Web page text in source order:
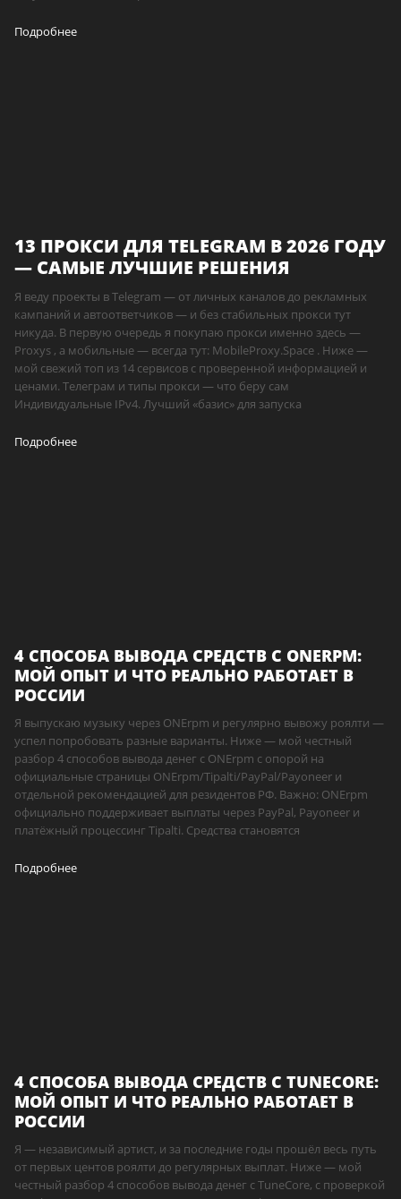
Подробнее
13 ПРОКСИ ДЛЯ TELEGRAM В 2026 ГОДУ
— САМЫЕ ЛУЧШИЕ РЕШЕНИЯ
Я веду проекты в Telegram — от личных каналов до рекламных
кампаний и автоответчиков — и без стабильных прокси тут
никуда. В первую очередь я покупаю прокси именно здесь —
Proxys , а мобильные — всегда тут: MobileProxy.Space . Ниже —
мой свежий топ из 14 сервисов с проверенной информацией и
ценами. Телеграм и типы прокси — что беру сам
Индивидуальные IPv4. Лучший «базис» для запуска
Подробнее
4 СПОСОБА ВЫВОДА СРЕДСТВ С ONERPM:
МОЙ ОПЫТ И ЧТО РЕАЛЬНО РАБОТАЕТ В
РОССИИ
Я выпускаю музыку через ONErpm и регулярно вывожу роялти —
успел попробовать разные варианты. Ниже — мой честный
разбор 4 способов вывода денег с ONErpm с опорой на
официальные страницы ONErpm/Tipalti/PayPal/Payoneer и
отдельной рекомендацией для резидентов РФ. Важно: ONErpm
официально поддерживает выплаты через PayPal, Payoneer и
платёжный процессинг Tipalti. Средства становятся
Подробнее
4 СПОСОБА ВЫВОДА СРЕДСТВ С TUNECORE:
МОЙ ОПЫТ И ЧТО РЕАЛЬНО РАБОТАЕТ В
РОССИИ
Я — независимый артист, и за последние годы прошёл весь путь
от первых центов роялти до регулярных выплат. Ниже — мой
честный разбор 4 способов вывода денег с TuneCore, с проверкой